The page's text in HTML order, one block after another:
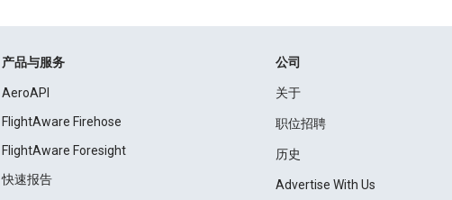
产品与服务
AeroAPI
FlightAware Firehose
FlightAware Foresight
快速报告
公司
关于
职位招聘
历史
Advertise With Us